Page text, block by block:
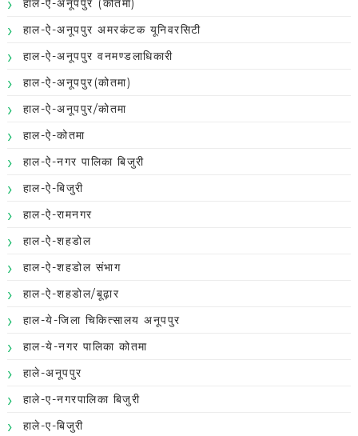
हाल-ऐ-अनूपपुर (कोतमा)
हाल-ऐ-अनूपपुर अमरकंटक यूनिवरसिटी
हाल-ऐ-अनूपपुर वनमण्डलाधिकारी
हाल-ऐ-अनूपपुर(कोतमा)
हाल-ऐ-अनूपपुर/कोतमा
हाल-ऐ-कोतमा
हाल-ऐ-नगर पालिका बिजुरी
हाल-ऐ-बिजुरी
हाल-ऐ-रामनगर
हाल-ऐ-शहडोल
हाल-ऐ-शहडोल संभाग
हाल-ऐ-शहडोल/बूढ़ार
हाल-ये-जिला चिकित्सालय अनूपपुर
हाल-ये-नगर पालिका कोतमा
हाले-अनूपपुर
हाले-ए-नगरपालिका बिजुरी
हाले-ए-बिजुरी